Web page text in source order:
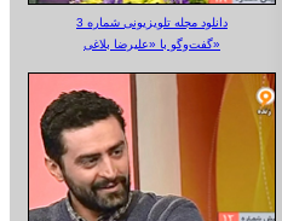
دانلود مجله تلویزیونی شماره 3
گفت‌وگو با «علیرضا بلاغی»